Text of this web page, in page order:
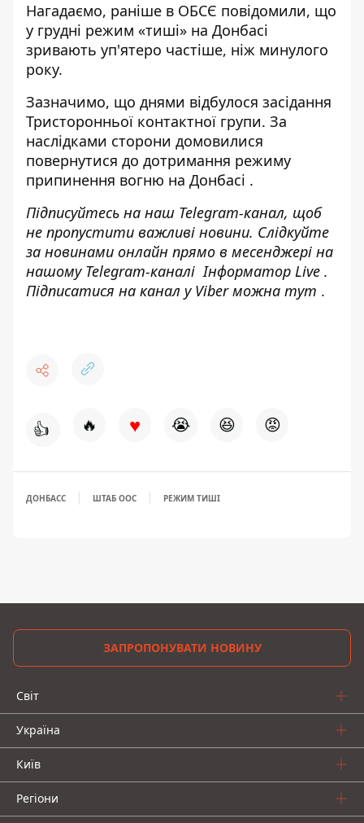
Нагадаємо, раніше в ОБСЄ повідомили, що
у грудні режим «тиші» на Донбасі
зривають уп'ятеро частіше, ніж минулого
року.
Зазначимо, що днями відбулося засідання
Тристоронньої контактної групи. За
наслідками сторони домовилися
повернутися до дотримання режиму
припинення вогню на Донбасі .
Підписуйтесь на наш Telegram-канал, щоб
не пропустити важливі новини. Слідкуйте
за новинами онлайн прямо в месенджері на
нашому Telegram-каналіІнформатор Live .
Підписатися на канал у Viber можна тут .
👍 🔥 ♥ 😭 😆 😡
ДОНБАСС ШТАБ ООС РЕЖИМ ТИШІ
ЗАПРОПОНУВАТИ НОВИНУ
Світ
Україна
Київ
Регіони